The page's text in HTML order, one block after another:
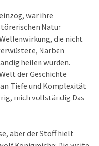
war ihre
Natur
die nicht
Narben
heilen würden.
der Geschichte
Tiefe und Komplexität
mich vollständig Das
aber der Stoff hielt